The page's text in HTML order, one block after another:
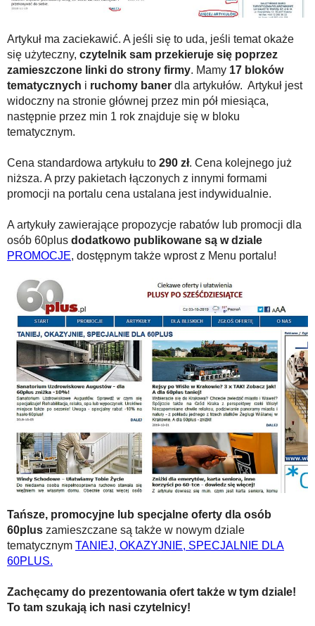
Artykuł ma zaciekawić. A jeśli się to uda, jeśli temat okaże
się użyteczny, czytelnik sam przekieruje się poprzez
zamieszczone linki do strony firmy. Mamy 17 bloków
tematycznych i ruchomy baner dla artykułów. Artykuł jest
widoczny na stronie głównej przez min pół miesiąca,
następnie przez min 1 rok znajduje się w bloku
tematycznym.
Cena standardowa artykułu to 290 zł. Cena kolejnego już
niższa. A przy pakietach łączonych z innymi formami
promocji na portalu cena ustalana jest indywidualnie.
A artykuły zawierające propozycje rabatów lub promocji dla
osób 60plus dodatkowo publikowane są w dziale
PROMOCJE, dostępnym także wprost z Menu portalu!
Tańsze, promocyjne lub specjalne oferty dla osób
60plus zamieszczane są także w nowym dziale
tematycznym TANIEJ, OKAZYJNIE, SPECJALNIE DLA
60PLUS.
Zachęcamy do prezentowania ofert także w tym dziale!
To tam szukają ich nasi czytelnicy!